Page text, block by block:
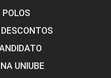
POLOS
UNIUBE